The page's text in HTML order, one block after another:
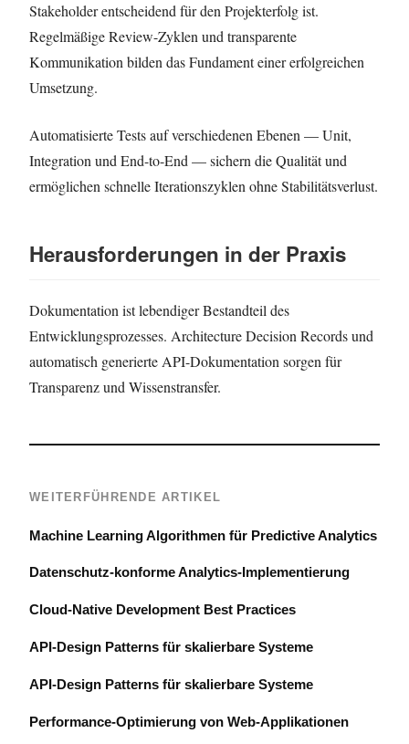
Stakeholder entscheidend für den Projekterfolg ist.
Regelmäßige Review-Zyklen und transparente
Kommunikation bilden das Fundament einer erfolgreichen
Umsetzung.
Automatisierte Tests auf verschiedenen Ebenen — Unit,
Integration und End-to-End — sichern die Qualität und
ermöglichen schnelle Iterationszyklen ohne Stabilitätsverlust.
Herausforderungen in der Praxis
Dokumentation ist lebendiger Bestandteil des
Entwicklungsprozesses. Architecture Decision Records und
automatisch generierte API-Dokumentation sorgen für
Transparenz und Wissenstransfer.
WEITERFÜHRENDE ARTIKEL
Machine Learning Algorithmen für Predictive Analytics
Datenschutz-konforme Analytics-Implementierung
Cloud-Native Development Best Practices
API-Design Patterns für skalierbare Systeme
API-Design Patterns für skalierbare Systeme
Performance-Optimierung von Web-Applikationen